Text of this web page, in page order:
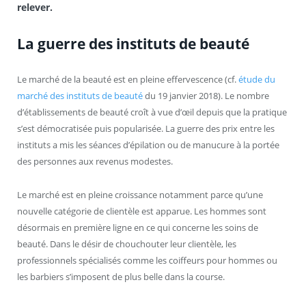
relever.
La guerre des instituts de beauté
Le marché de la beauté est en pleine effervescence (cf.étude du
marché des instituts de beautédu 19 janvier 2018). Le nombre
d’établissements de beauté croît à vue d’œil depuis que la pratique
s’est démocratisée puis popularisée. La guerre des prix entre les
instituts a mis les séances d’épilation ou de manucure à la portée
des personnes aux revenus modestes.
Le marché est en pleine croissance notamment parce qu’une
nouvelle catégorie de clientèle est apparue. Les hommes sont
désormais en première ligne en ce qui concerne les soins de
beauté. Dans le désir de chouchouter leur clientèle, les
professionnels spécialisés comme les coiffeurs pour hommes ou
les barbiers s’imposent de plus belle dans la course.